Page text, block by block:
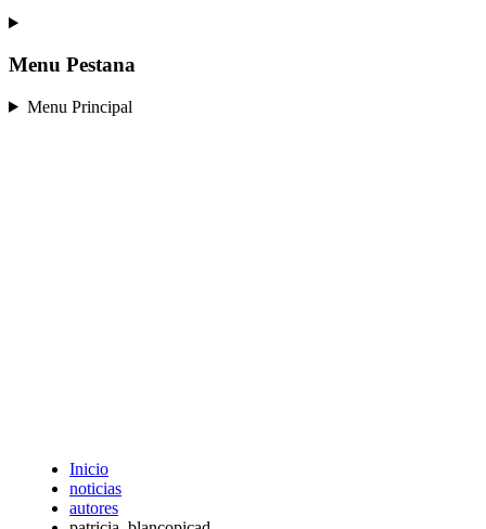
Menu Pestana
Menu Principal
Inicio
noticias
autores